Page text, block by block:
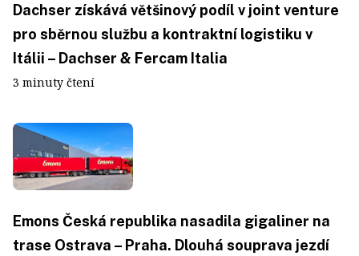
Dachser získává většinový podíl v joint venture
pro sběrnou službu a kontraktní logistiku v
Itálii – Dachser & Fercam Italia
3 minuty čtení
Emons Česká republika nasadila gigaliner na
trase Ostrava – Praha. Dlouhá souprava jezdí